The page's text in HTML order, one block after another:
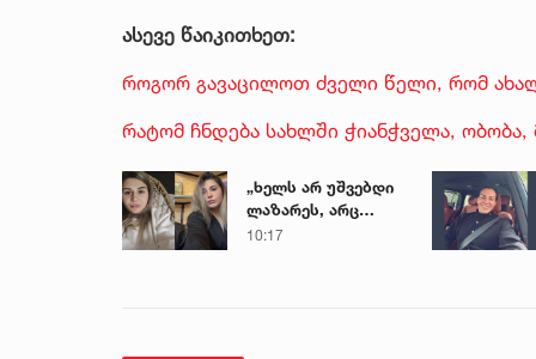
ასევე წაიკითხეთ:
როგორ გავაცილოთ ძველი წელი, რომ
რატომ ჩნდება სახლში ჭიანჭველა,
„ხელს არ უშვებდი
ლაზარეს, არც
ახლა გაუშვი...“ -
10:17